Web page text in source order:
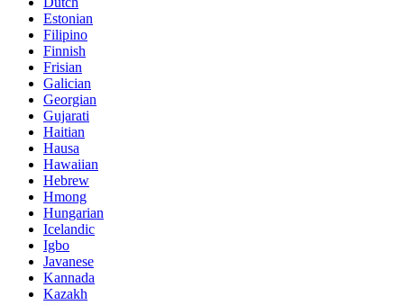
Estonian
Filipino
Finnish
Frisian
Galician
Georgian
Gujarati
Haitian
Hausa
Hawaiian
Hebrew
Hmong
Hungarian
Icelandic
Igbo
Javanese
Kannada
Kazakh